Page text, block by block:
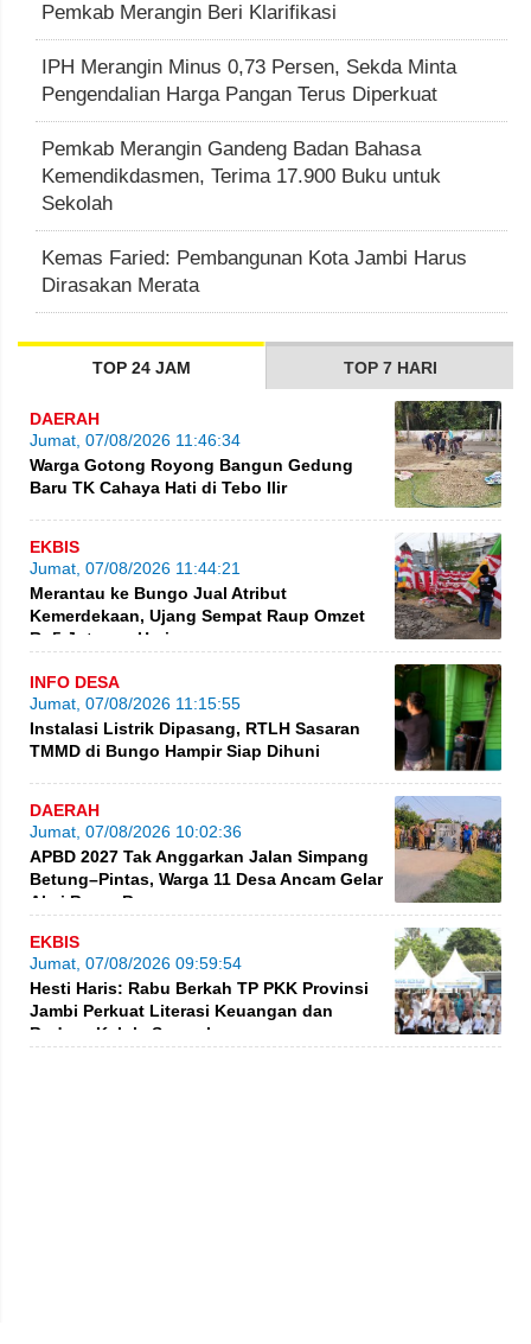
Pemkab Merangin Beri Klarifikasi
IPH Merangin Minus 0,73 Persen, Sekda Minta
Pengendalian Harga Pangan Terus Diperkuat
Pemkab Merangin Gandeng Badan Bahasa
Kemendikdasmen, Terima 17.900 Buku untuk
Sekolah
Kemas Faried: Pembangunan Kota Jambi Harus
Dirasakan Merata
TOP 24 JAM TOP 7 HARI
DAERAH
Jumat, 07/08/2026 11:46:34
Warga Gotong Royong Bangun Gedung
Baru TK Cahaya Hati di Tebo Ilir
EKBIS
Jumat, 07/08/2026 11:44:21
Merantau ke Bungo Jual Atribut
Kemerdekaan, Ujang Sempat Raup Omzet
Rp5 Juta per Hari
INFO DESA
Jumat, 07/08/2026 11:15:55
Instalasi Listrik Dipasang, RTLH Sasaran
TMMD di Bungo Hampir Siap Dihuni
DAERAH
Jumat, 07/08/2026 10:02:36
APBD 2027 Tak Anggarkan Jalan Simpang
Betung–Pintas, Warga 11 Desa Ancam Gelar
Aksi Besar-Besaran
EKBIS
Jumat, 07/08/2026 09:59:54
Hesti Haris: Rabu Berkah TP PKK Provinsi
Jambi Perkuat Literasi Keuangan dan
Budaya Kelola Sampah